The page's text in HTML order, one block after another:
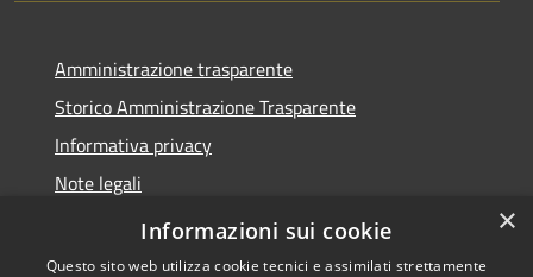
Amministrazione trasparente
Storico Amministrazione Trasparente
Informativa privacy
Note legali
Dichiarazione di accessibilità
×
Informazioni sui cookie
Questo sito web utilizza cookie tecnici e assimilati strettamente